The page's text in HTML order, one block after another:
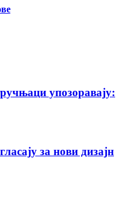
упозоравају:
за нови дизајн